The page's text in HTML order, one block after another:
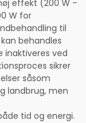
effekt (200 W -
W for
til
behandles
inaktiveres ved
sikrer
såsom
landbrug, men
tid og energi.